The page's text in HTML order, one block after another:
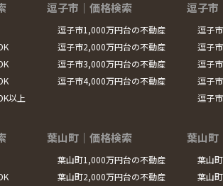
以上
逗子市｜価格検索
逗子市1,000万円台の不動産
逗子市2,000万円台の不動産
逗子市3,000万円台の不動産
逗子市4,000万円台の不動産
逗子市
逗子
逗子
逗子
逗子
逗子
葉山町｜価格検索
葉山町1,000万円台の不動産
葉山町2,000万円台の不動産
葉山町
葉山
葉山